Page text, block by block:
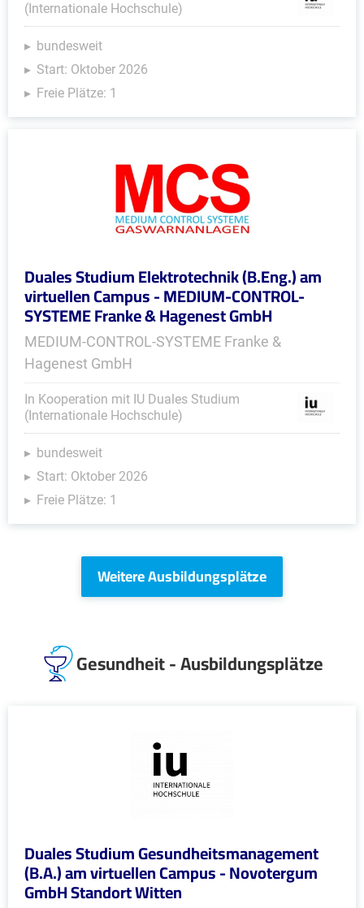
(Internationale Hochschule)
bundesweit
Start: Oktober 2026
Freie Plätze: 1
Duales Studium Elektrotechnik (B.Eng.) am
virtuellen Campus - MEDIUM-CONTROL-
SYSTEME Franke & Hagenest GmbH
MEDIUM-CONTROL-SYSTEME Franke &
Hagenest GmbH
In Kooperation mit IU Duales Studium
(Internationale Hochschule)
bundesweit
Start: Oktober 2026
Freie Plätze: 1
Weitere Ausbildungsplätze
Gesundheit - Ausbildungsplätze
Duales Studium Gesundheitsmanagement
(B.A.) am virtuellen Campus - Novotergum
GmbH Standort Witten